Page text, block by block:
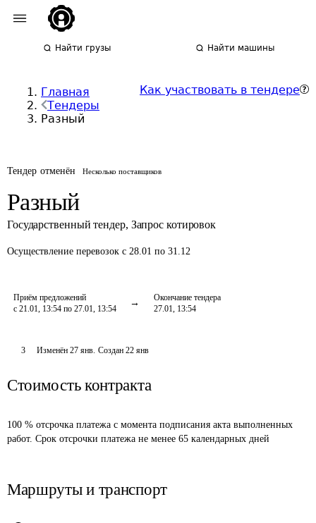
Найти грузы Найти машины
Главная
Тендеры
Разный
Как участвовать в тендере
Тендер отменён Несколько поставщиков
Разный
Государственный тендер, Запрос котировок
Осуществление перевозок с 28.01 по 31.12
Приём предложений
с 21.01, 13:54 по 27.01, 13:54
Окончание тендера
27.01, 13:54
3 Изменён 27 янв. Создан 22 янв
Стоимость контракта
100 % отсрочка платежа с момента подписания акта выполненных
работ. Срок отсрочки платежа не менее 65 календарных дней
Маршруты и транспорт